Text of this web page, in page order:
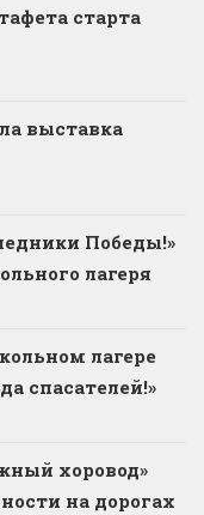
старта
выставка
Победы!»
лагеря
лагере
спасателей!»
хоровод»
на дорогах